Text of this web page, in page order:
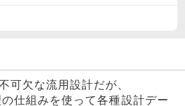
欠な流用設計だが、
仕組みを使って各種設計デー